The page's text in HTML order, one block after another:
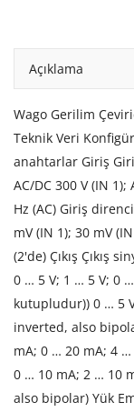
Açıklama
Wago Gerilim
Teknik Veri
anahtarlar Giriş
AC/DC 300 V (IN 1);
Hz (AC) Giriş
mV (IN 1); 30 mV
(2'de) Çıkış Çıkış
0 … 5 V; 1 … 5 V; 0
kutupludur)) 0 … 5
inverted, also
mA; 0 … 20 mA; 4
0 … 10 mA; 2 … 10
also bipolar) Yük